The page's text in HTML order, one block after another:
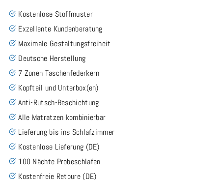
Kostenlose Stoffmuster
Exzellente Kundenberatung
Maximale Gestaltungsfreiheit
Deutsche Herstellung
7 Zonen Taschenfederkern
Kopfteil und Unterbox(en)
Anti-Rutsch-Beschichtung
Alle Matratzen kombinierbar
Lieferung bis ins Schlafzimmer
Kostenlose Lieferung (DE)
100 Nächte Probeschlafen
Kostenfreie Retoure (DE)